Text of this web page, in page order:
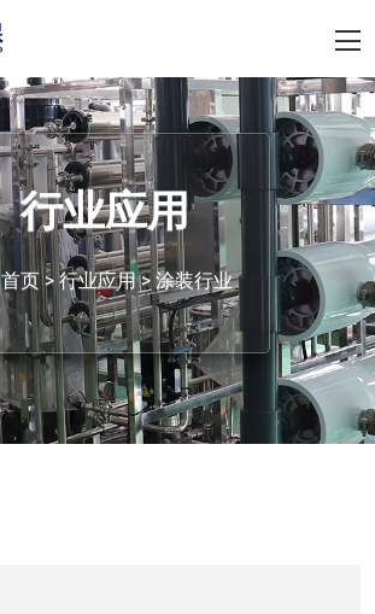
行业应用
首页>行业应用> 涂装行业